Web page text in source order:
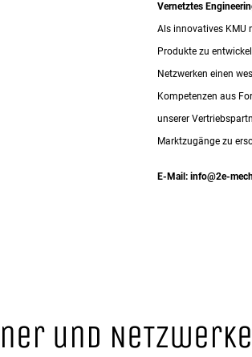
Vernetztes
Als innovatives KMU
Produkte zu
Netzwerken einen
Kompetenzen aus
unserer
Marktzugänge zu
E-Mail: info@2e-
und NeTzwerke